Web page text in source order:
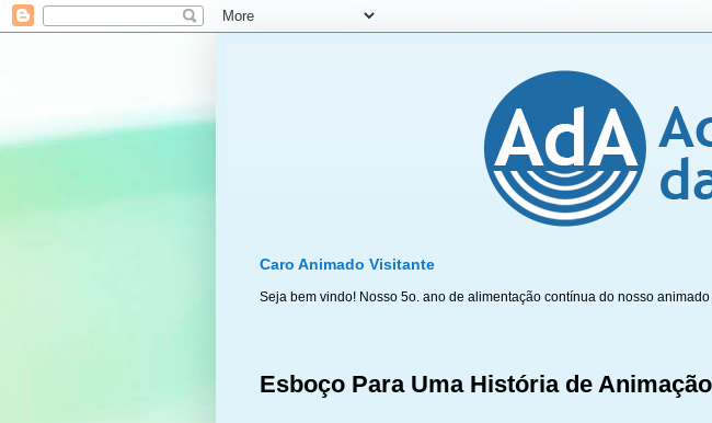
Caro Animado Visitante
Seja bem vindo! Nosso 5o. ano de alimentação contínua do nosso
Esboço Para Uma História de